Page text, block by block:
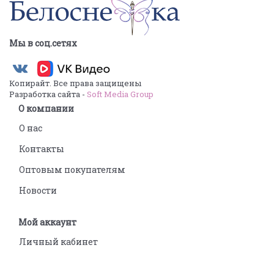
Мы в соц.сетях
Копирайт. Все права защищены
Разработка сайта - Soft Media Group
О компании
О нас
Контакты
Оптовым покупателям
Новости
Мой аккаунт
Личный кабинет